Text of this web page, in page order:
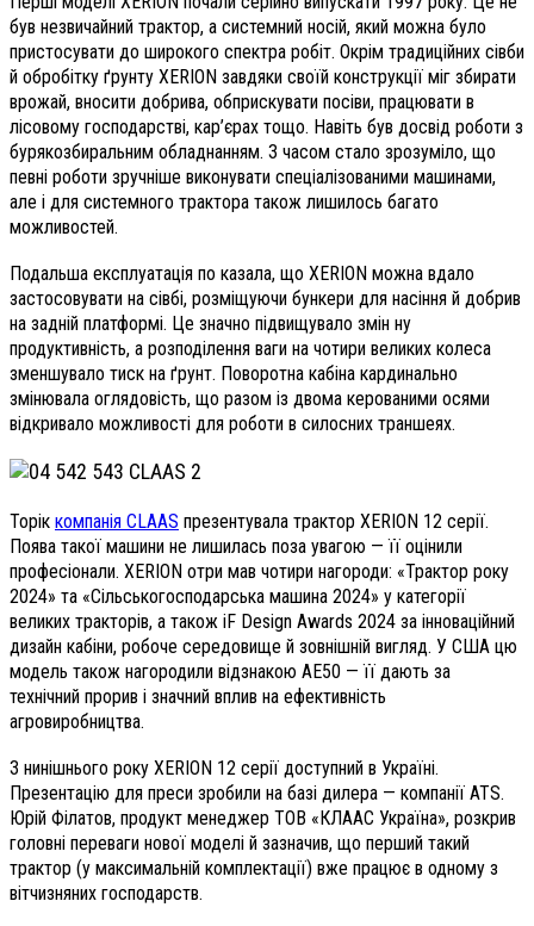
був незвичайний трактор, а системний носій, який можна було
пристосувати до широкого спектра робіт. Окрім традиційних сівби
й обробітку ґрунту XERION завдяки своїй конструкції міг збирати
врожай, вносити добрива, обприскувати посіви, працювати в
лісовому господарстві, кар’єрах тощо. Навіть був досвід роботи з
бурякозбиральним обладнанням. З часом стало зрозуміло, що
певні роботи зручніше виконувати спеціалізованими машинами,
але і для системного трактора також лишилось багато
можливостей.
Подальша експлуатація по казала, що XERION можна вдало
застосовувати на сівбі, розміщуючи бункери для насіння й добрив
на задній платформі. Це значно підвищувало змін ну
продуктивність, а розподілення ваги на чотири великих колеса
зменшувало тиск на ґрунт. Поворотна кабіна кардинально
змінювала оглядовість, що разом із двома керованими осями
відкривало можливості для роботи в силосних траншеях.
Торік компанія CLAAS презентувала трактор XERION 12 серії.
Поява такої машини не лишилась поза увагою — її оцінили
професіонали. XERION отри мав чотири нагороди: «Трактор року
2024» та «Сільськогосподарська машина 2024» у категорії
великих тракторів, а також iF Design Awards 2024 за інноваційний
дизайн кабіни, робоче середовище й зовнішній вигляд. У США цю
модель також нагородили відзнакою AE50 — її дають за
технічний прорив і значний вплив на ефективність
агровиробництва.
З нинішнього року XERION 12 серії доступний в Україні.
Презентацію для преси зробили на базі дилера — компанії ATS.
Юрій Філатов, продукт менеджер ТОВ «КЛААС Україна», розкрив
головні переваги нової моделі й зазначив, що перший такий
трактор (у максимальній комплектації) вже працює в одному з
вітчизняних господарств.